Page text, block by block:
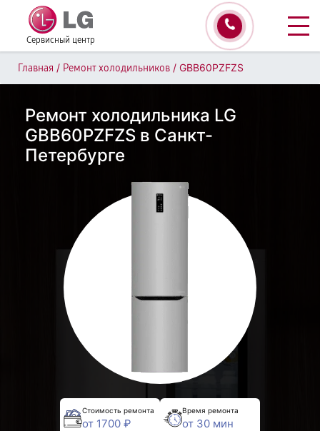
Сервисный центр
Главная / Ремонт холодильников / GBB60PZFZS
Ремонт холодильника LG
GBB60PZFZS в Санкт-
Петербурге
Стоимость ремонта
от 1700 ₽
Время ремонта
от 30 мин